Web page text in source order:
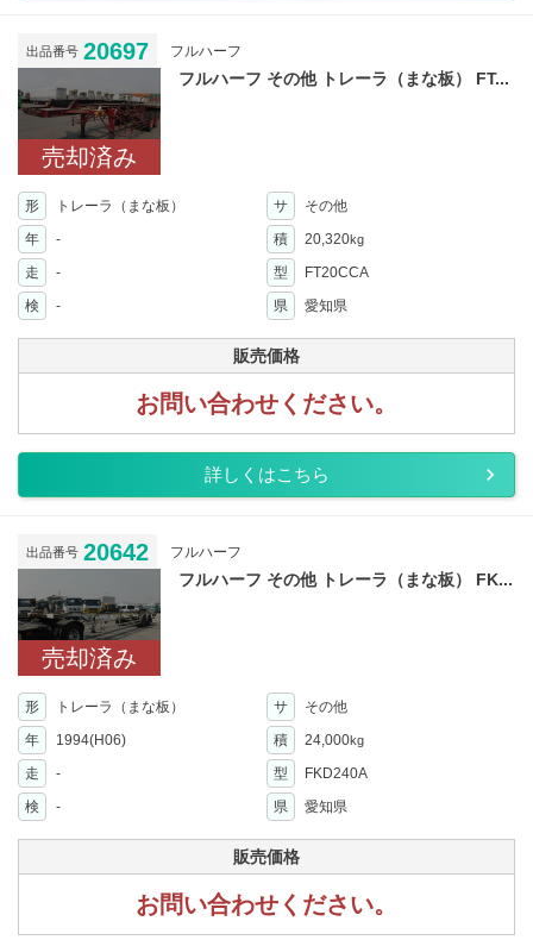
出品番号 20697 フルハーフ
売却済み
フルハーフ その他 トレーラ（まな板） FT...
形 トレーラ（まな板） サ
その他
年
- 積 20,320kg
走 - 型
FT20CCA
検
- 県 愛知県
販売価格
お問い合わせください。
詳しくはこちら
出品番号 20642 フルハーフ
売却済み
フルハーフ その他 トレーラ（まな板） FK...
形 トレーラ（まな板） サ
その他
年
1994(H06) 積 24,000kg
走 - 型
FKD240A
検
- 県 愛知県
販売価格
お問い合わせください。